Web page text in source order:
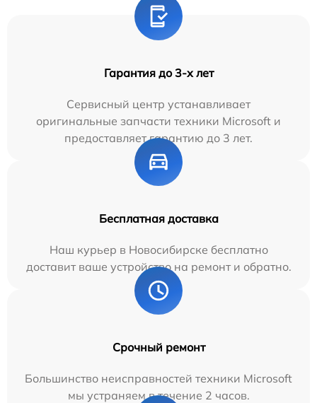
Гарантия до 3-х лет
Сервисный центр устанавливает
оригинальные запчасти техники Microsoft и
предоставляет гарантию до 3 лет.
Бесплатная доставка
Наш курьер в Новосибирске бесплатно
доставит ваше устройство на ремонт и обратно.
Срочный ремонт
Большинство неисправностей техники Microsoft
мы устраняем в течение 2 часов.